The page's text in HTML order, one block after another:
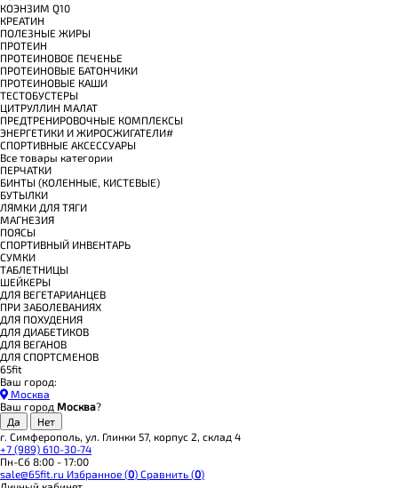
КОЭНЗИМ Q10
КРЕАТИН
ПОЛЕЗНЫЕ ЖИРЫ
ПРОТЕИН
ПРОТЕИНОВОЕ ПЕЧЕНЬЕ
ПРОТЕИНОВЫЕ БАТОНЧИКИ
ПРОТЕИНОВЫЕ КАШИ
ТЕСТОБУСТЕРЫ
ЦИТРУЛЛИН МАЛАТ
ПРЕДТРЕНИРОВОЧНЫЕ КОМПЛЕКСЫ
ЭНЕРГЕТИКИ И ЖИРОСЖИГАТЕЛИ#
СПОРТИВНЫЕ АКСЕССУАРЫ
Все товары категории
ПЕРЧАТКИ
БИНТЫ (КОЛЕННЫЕ, КИСТЕВЫЕ)
БУТЫЛКИ
ЛЯМКИ ДЛЯ ТЯГИ
МАГНЕЗИЯ
ПОЯСЫ
СПОРТИВНЫЙ ИНВЕНТАРЬ
СУМКИ
ТАБЛЕТНИЦЫ
ШЕЙКЕРЫ
ДЛЯ ВЕГЕТАРИАНЦЕВ
ПРИ ЗАБОЛЕВАНИЯХ
ДЛЯ ПОХУДЕНИЯ
ДЛЯ ДИАБЕТИКОВ
ДЛЯ ВЕГАНОВ
ДЛЯ СПОРТСМЕНОВ
65fit
Ваш город:
Москва
Ваш город Москва?
г. Симферополь, ул. Глинки 57, корпус 2, склад 4
+7 (989) 610-30-74
Пн-Сб 8:00 - 17:00
sale@65fit.ru Избранное (0) Сравнить (0)